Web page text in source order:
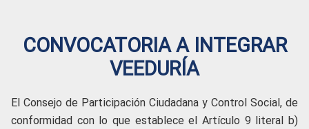
CONVOCATORIA A INTEGRAR
VEEDURÍA
El Consejo de Participación Ciudadana y Control Social, de
conformidad con lo que establece el Artículo 9 literal b)